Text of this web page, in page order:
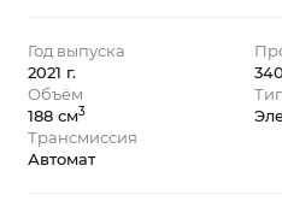
Год выпуска
2021 г.
Объём
188 см3
Трансмиссия
Автомат